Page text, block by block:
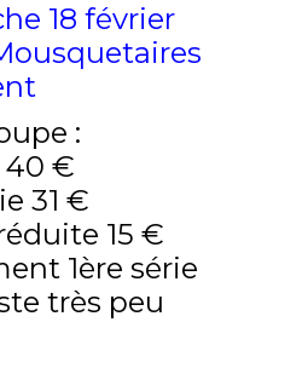
18 février
:
40 €
31 €
15 €
1ère série
très peu